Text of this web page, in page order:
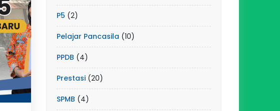
P5 (2)
Pelajar Pancasila (10)
PPDB (4)
Prestasi (20)
SPMB (4)